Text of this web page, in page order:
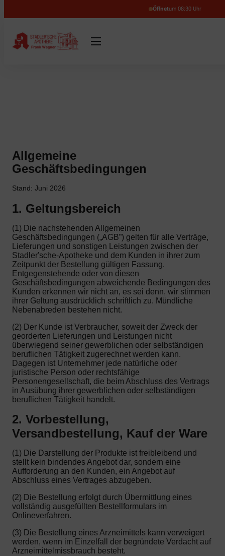
Öffnetum 08:30 Uhr
Allgemeine
Geschäftsbedingungen
Stand: Juni 2026
1. Geltungsbereich
(1) Die nachstehenden Allgemeinen
Geschäftsbedingungen („AGB”) gelten für alle Verträge,
Lieferungen und sonstigen Leistungen zwischen der
Stadler'sche-Apotheke und dem Kunden in ihrer zum
Zeitpunkt der Bestellung gültigen Fassung.
Entgegenstehende oder von diesen
Geschäftsbedingungen abweichende Bedingungen des
Kunden erkennen wir nicht an, es sei denn, wir stimmen
ihrer Geltung ausdrücklich schriftlich zu. Mündliche
Nebenabreden bestehen nicht.
(2) Der Kunde ist Verbraucher, soweit der Zweck der
georderten Lieferungen und Leistungen nicht
überwiegend seiner gewerblichen oder selbständigen
beruflichen Tätigkeit zugerechnet werden kann.
Dagegen ist Unternehmer jede natürliche oder
juristische Person oder rechtsfähige
Personengesellschaft, die beim Abschluss des Vertrags
in Ausübung ihrer gewerblichen oder selbständigen
beruflichen Tätigkeit handelt.
2. Vorbestellung,
Versandbestellung, Kauf der Ware
(1) Die Darstellung der Produkte ist freibleibend und
stellt kein bindendes Angebot dar, sondern eine
Aufforderung an den Kunden, ein Angebot auf
Abschluss eines Vertrages abzugeben.
(2) Die Bestellung erfolgt durch Übermittlung eines
vollständig ausgefüllten Bestellformulars im
Onlineverfahren.
(3) Die Bestellung eines Arzneimittels kann verweigert
werden, wenn im Einzelfall der begründete Verdacht auf
Arzneimittelmissbrauch besteht.